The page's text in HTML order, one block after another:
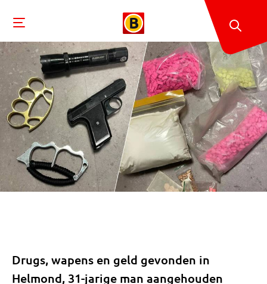
Drugs, wapens en geld gevonden in
Helmond, 31-jarige man aangehouden